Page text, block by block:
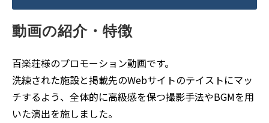
動画の紹介・特徴
百楽荘様のプロモーション動画です。
洗練された施設と掲載先のWebサイトのテイストにマッ
チするよう、全体的に高級感を保つ撮影手法やBGMを用
いた演出を施しました。